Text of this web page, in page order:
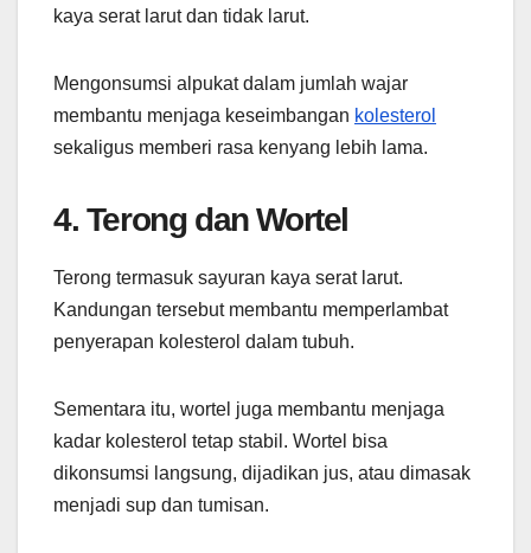
kaya serat larut dan tidak larut.
Mengonsumsi alpukat dalam jumlah wajar
membantu menjaga keseimbangan kolesterol
sekaligus memberi rasa kenyang lebih lama.
4. Terong dan Wortel
Terong termasuk sayuran kaya serat larut.
Kandungan tersebut membantu memperlambat
penyerapan kolesterol dalam tubuh.
Sementara itu, wortel juga membantu menjaga
kadar kolesterol tetap stabil. Wortel bisa
dikonsumsi langsung, dijadikan jus, atau dimasak
menjadi sup dan tumisan.